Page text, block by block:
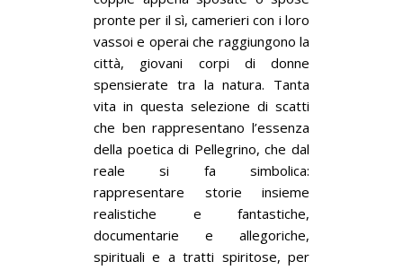
pronte per il sì, camerieri con i loro
vassoi e operai che raggiungono la
città, giovani corpi di donne
spensierate tra la natura. Tanta
vita in questa selezione di scatti
che ben rappresentano l’essenza
della poetica di Pellegrino, che dal
reale si fa simbolica:
rappresentare storie insieme
realistiche e fantastiche,
documentarie e allegoriche,
spirituali e a tratti spiritose, per